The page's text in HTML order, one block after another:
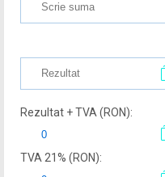
Rezultat + TVA (RON):
TVA 21% (RON):